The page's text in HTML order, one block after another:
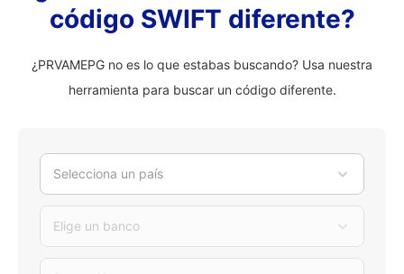
código SWIFT diferente?
¿PRVAMEPG no es lo que estabas buscando? Usa nuestra
herramienta para buscar un código diferente.
Selecciona un país
Elige un banco